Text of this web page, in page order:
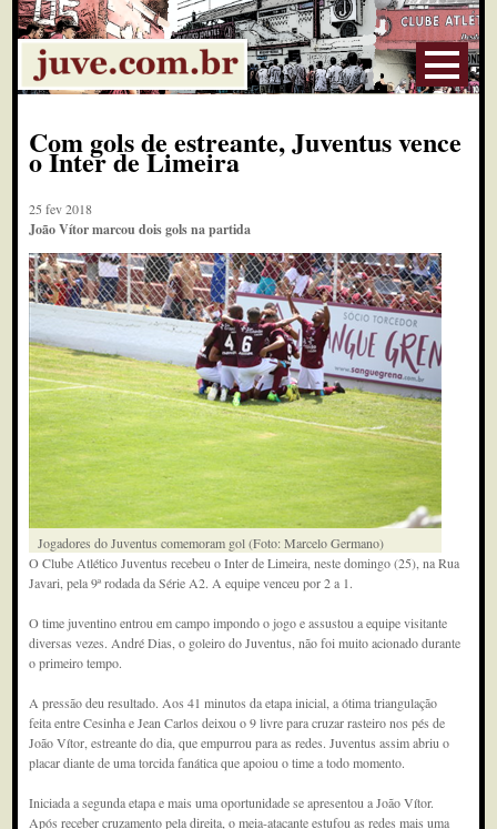
Com gols de estreante, Juventus vence
o Inter de Limeira
25 fev 2018
João Vítor marcou dois gols na partida
Jogadores do Juventus comemoram gol (Foto: Marcelo Germano)
O Clube Atlético Juventus recebeu o Inter de Limeira, neste domingo (25), na Rua
Javari, pela 9ª rodada da Série A2. A equipe venceu por 2 a 1.
O time juventino entrou em campo impondo o jogo e assustou a equipe visitante
diversas vezes. André Dias, o goleiro do Juventus, não foi muito acionado durante
o primeiro tempo.
A pressão deu resultado. Aos 41 minutos da etapa inicial, a ótima triangulação
feita entre Cesinha e Jean Carlos deixou o 9 livre para cruzar rasteiro nos pés de
João Vítor, estreante do dia, que empurrou para as redes. Juventus assim abriu o
placar diante de uma torcida fanática que apoiou o time a todo momento.
Iniciada a segunda etapa e mais uma oportunidade se apresentou a João Vítor.
Após receber cruzamento pela direita, o meia-atacante estufou as redes mais uma